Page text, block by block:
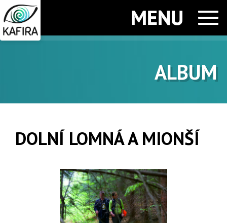
ALBUM
DOLNÍ LOMNÁ A MIONŠÍ